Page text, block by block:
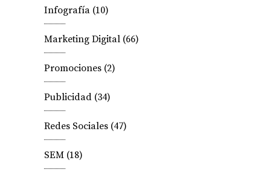
Infografía(10)
Marketing Digital(66)
Promociones(2)
Publicidad(34)
Redes Sociales(47)
SEM(18)